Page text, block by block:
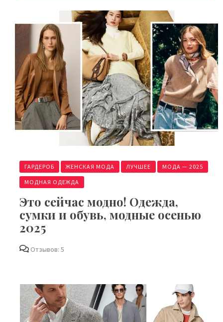
ГАРДЕРОБ ЖЕНСКАЯ МОДА ЛУЧШЕЕ МОДА — 2025
МОДНАЯ ОДЕЖДА
Это сейчас модно! Одежда,
сумки и обувь, модные осенью
2025
Отзывов: 5